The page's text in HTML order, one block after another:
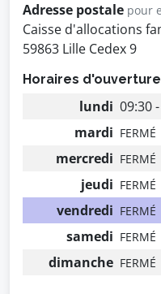
Adresse postale pour
Caisse d'allocations
59863 Lille Cedex 9
Horaires d'ouverture
lundi 09:30
mardi FERMÉ
mercredi FERMÉ
jeudi FERMÉ
vendredi FERMÉ
samedi FERMÉ
dimanche FERMÉ